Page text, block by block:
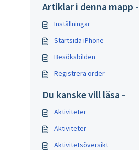
Artiklar i denna mapp -
Inställningar
Startsida iPhone
Besöksbilden
Registrera order
Du kanske vill läsa -
Aktiviteter
Aktiviteter
Aktivitetsöversikt